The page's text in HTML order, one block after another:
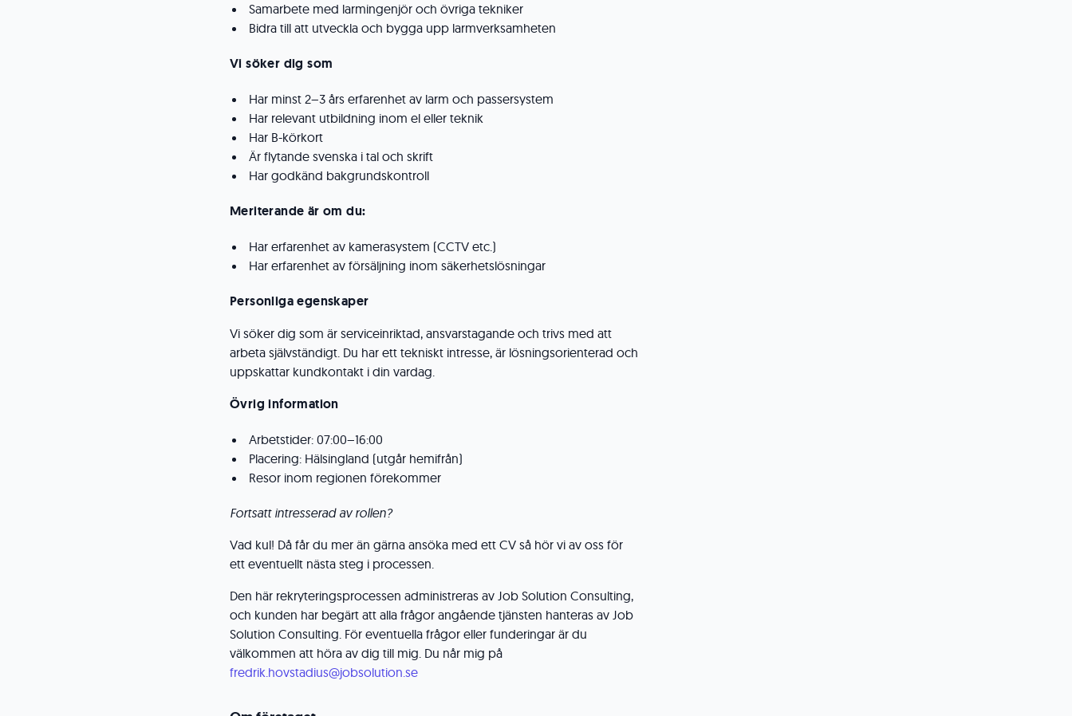
Samarbete med larmingenjör och övriga tekniker
Bidra till att utveckla och bygga upp larmverksamheten
Vi söker dig som
Har minst 2–3 års erfarenhet av larm och passersystem
Har relevant utbildning inom el eller teknik
Har B-körkort
Är flytande svenska i tal och skrift
Har godkänd bakgrundskontroll
Meriterande är om du:
Har erfarenhet av kamerasystem (CCTV etc.)
Har erfarenhet av försäljning inom säkerhetslösningar
Personliga egenskaper
Vi söker dig som är serviceinriktad, ansvarstagande och trivs med att
arbeta självständigt. Du har ett tekniskt intresse, är lösningsorienterad och
uppskattar kundkontakt i din vardag.
Övrig information
Arbetstider: 07:00–16:00
Placering: Hälsingland (utgår hemifrån)
Resor inom regionen förekommer
Fortsatt intresserad av rollen?
Vad kul! Då får du mer än gärna ansöka med ett CV så hör vi av oss för
ett eventuellt nästa steg i processen.
Den här rekryteringsprocessen administreras av Job Solution Consulting,
och kunden har begärt att alla frågor angående tjänsten hanteras av Job
Solution Consulting. För eventuella frågor eller funderingar är du
välkommen att höra av dig till mig. Du når mig på
fredrik.hovstadius@jobsolution.se